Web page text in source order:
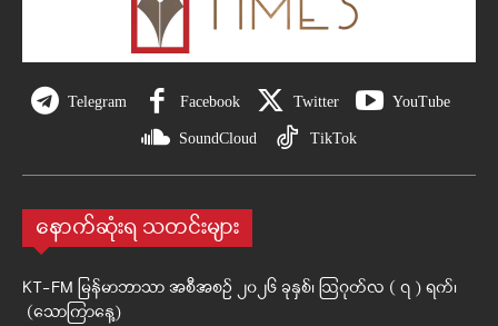
Telegram Facebook Twitter YouTube
SoundCloud TikTok
နောက်ဆုံးရ သတင်းများ
KT-FM မြန်မာဘာသာ အစီအစဉ် ၂၀၂၆ ခုနှစ်၊ ဩဂုတ်လ ( ၇ ) ရက်၊
(သောကြာနေ့)